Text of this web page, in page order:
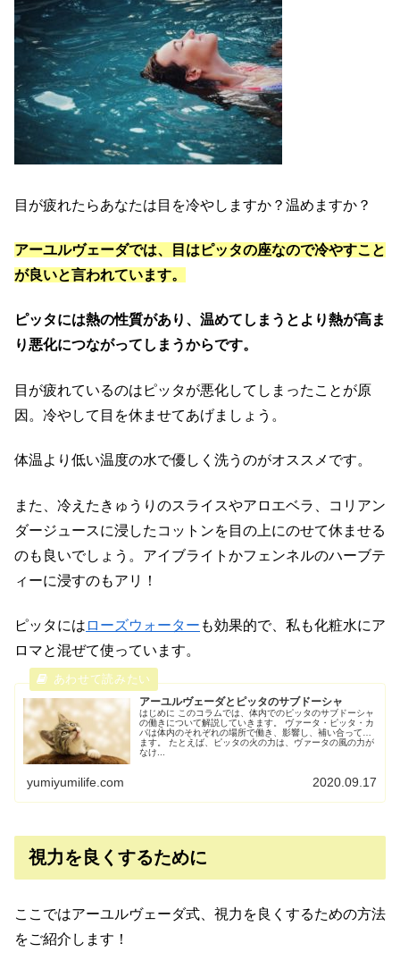
目が疲れたらあなたは目を冷やしますか？温めますか？
アーユルヴェーダでは、目はピッタの座なので冷やすこと
が良いと言われています。
ピッタには熱の性質があり、温めてしまうとより熱が高ま
り悪化につながってしまうからです。
目が疲れているのはピッタが悪化してしまったことが原
因。冷やして目を休ませてあげましょう。
体温より低い温度の水で優しく洗うのがオススメです。
また、冷えたきゅうりのスライスやアロエベラ、コリアン
ダージュースに浸したコットンを目の上にのせて休ませる
のも良いでしょう。アイブライトかフェンネルのハーブテ
ィーに浸すのもアリ！
ピッタには ローズウォーター も効果的で、私も化粧水にア
ロマと混ぜて使っています。
アーユルヴェーダとピッタのサブドーシャ
はじめに このコラムでは、体内でのピッタのサブドーシャ
の働きについて解説していきます。 ヴァータ・ピッタ・カ
パは体内のそれぞれの場所で働き、影響し、補い合ってい
ます。 たとえば、ピッタの火の力は、ヴァータの風の力が
なけ...
yumiyumilife.com 2020.09.17
視力を良くするために
ここではアーユルヴェーダ式、視力を良くするための方法
をご紹介します！